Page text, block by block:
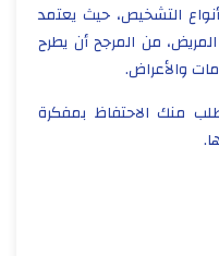
التشخيص، حيث يعتمد
من المرجح أن يطرح
والأعراض.
منك الاحتفاظ بمفكرة